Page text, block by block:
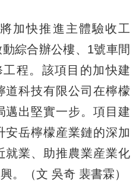
快推進主體驗收工
綜合辦公樓、1號車間
程。該項目的加快建
道科技有限公司在檸檬
邁出堅實一步。項目建
安岳檸檬産業鏈的深加
就業、助推農業産業化
。（文 吳奇 裴書霖）